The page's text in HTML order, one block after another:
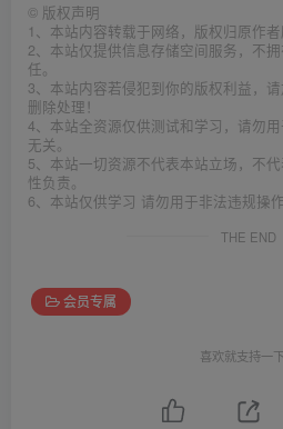
© 版权声明
1、本站内容转载于网络，版权归原作者
2、本站仅提供信息存储空间服务，不
任。
3、本站内容若侵犯到你的版权利益，
删除处理！
4、本站全资源仅供测试和学习，请勿
无关。
5、本站一切资源不代表本站立场，不
性负责。
6、本站仅供学习 请勿用于非法违规操
THE END
会员专属
喜欢就支持一